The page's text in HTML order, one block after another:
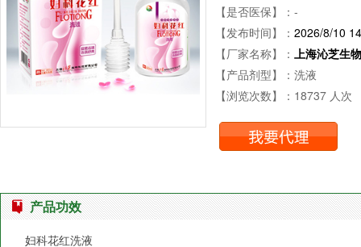
【是否医保】：-
【发布时间】： 2026/8/10
【厂家名称】： 上海沁芝生
【产品剂型】：洗液
【浏览次数】：18737 人次
产品功效
妇科花红洗液